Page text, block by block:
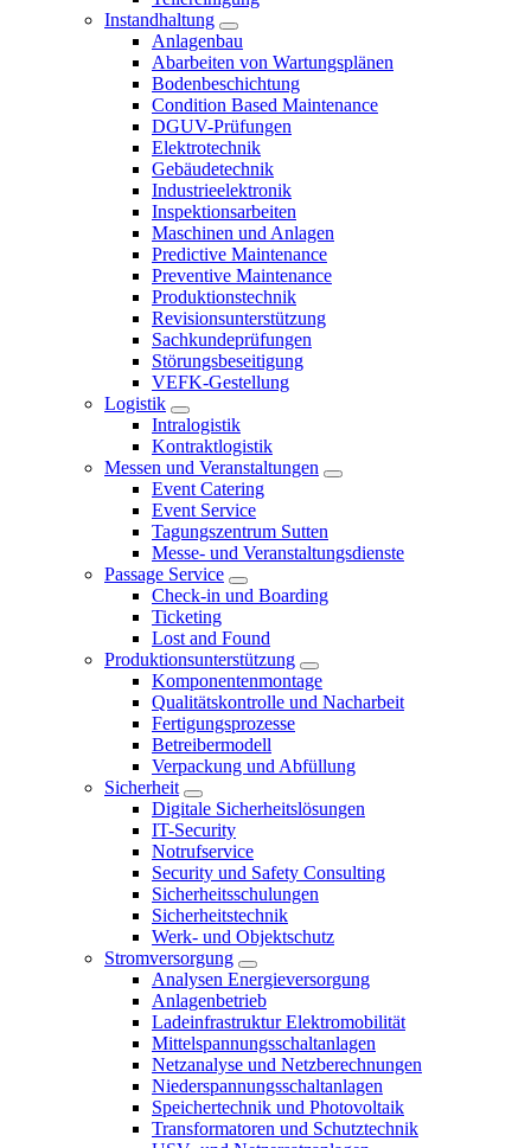
Instandhaltung
Anlagenbau
Abarbeiten von Wartungsplänen
Bodenbeschichtung
Condition Based Maintenance
DGUV-Prüfungen
Elektrotechnik
Gebäudetechnik
Industrieelektronik
Inspektionsarbeiten
Maschinen und Anlagen
Predictive Maintenance
Preventive Maintenance
Produktionstechnik
Revisionsunterstützung
Sachkundeprüfungen
Störungsbeseitigung
VEFK-Gestellung
Logistik
Intralogistik
Kontraktlogistik
Messen und Veranstaltungen
Event Catering
Event Service
Tagungszentrum Sutten
Messe- und Veranstaltungsdienste
Passage Service
Check-in und Boarding
Ticketing
Lost and Found
Produktionsunterstützung
Komponentenmontage
Qualitätskontrolle und Nacharbeit
Fertigungsprozesse
Betreibermodell
Verpackung und Abfüllung
Sicherheit
Digitale Sicherheitslösungen
IT-Security
Notrufservice
Security und Safety Consulting
Sicherheitsschulungen
Sicherheitstechnik
Werk- und Objektschutz
Stromversorgung
Analysen Energieversorgung
Anlagenbetrieb
Ladeinfrastruktur Elektromobilität
Mittelspannungsschaltanlagen
Netzanalyse und Netzberechnungen
Niederspannungsschaltanlagen
Speichertechnik und Photovoltaik
Transformatoren und Schutztechnik